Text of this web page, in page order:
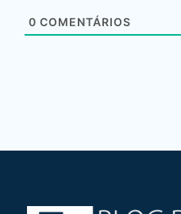
0 COMENTÁRIOS